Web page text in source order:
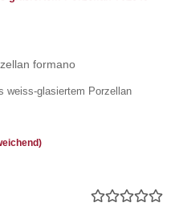
formano
weiss-glasiertem Porzellan